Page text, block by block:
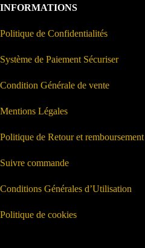
INFORMATIONS
Politique de Confidentialités
Système de Paiement Sécuriser
Condition Générale de vente
Mentions Légales
Politique de Retour et remboursement
Suivre commande
Conditions Générales d’Utilisation
Politique de cookies